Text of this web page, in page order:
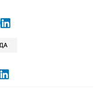
в Facebook
в Xв Viber
в Whatsapp
отправить в Messenger
отправить в LinkedIn
Facebook
в X в Google news
в Viber
Читайте в LinkedIn